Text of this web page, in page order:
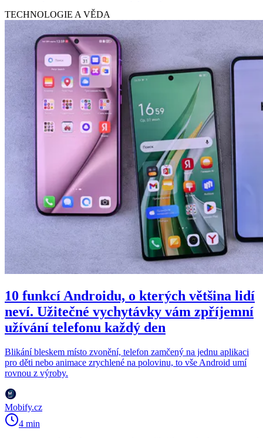
TECHNOLOGIE A VĚDA
10 funkcí Androidu, o kterých většina lidí
neví. Užitečné vychytávky vám zpříjemní
užívání telefonu každý den
Blikání bleskem místo zvonění, telefon zamčený na jednu aplikaci
pro děti nebo animace zrychlené na polovinu, to vše Android umí
rovnou z výroby.
Mobify.cz
4 min